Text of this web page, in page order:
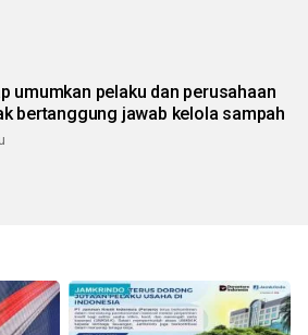
umumkan pelaku dan perusahaan
bertanggung jawab kelola sampah